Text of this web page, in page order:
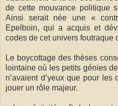
de cette mouvance politique
Ainsi serait née une «
Epelboin, qui a acquis et
codes de cet univers foutraque
Le boycottage des thèses
lointaine où les petits génies
n’avaient d’yeux que pour les
jouer un rôle majeur.